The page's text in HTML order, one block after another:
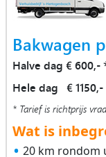
Bakwagen
Halve dag € 600,-
Hele dag € 1150,-
* Tarief is richtprijs
Wat is
20 km rondom